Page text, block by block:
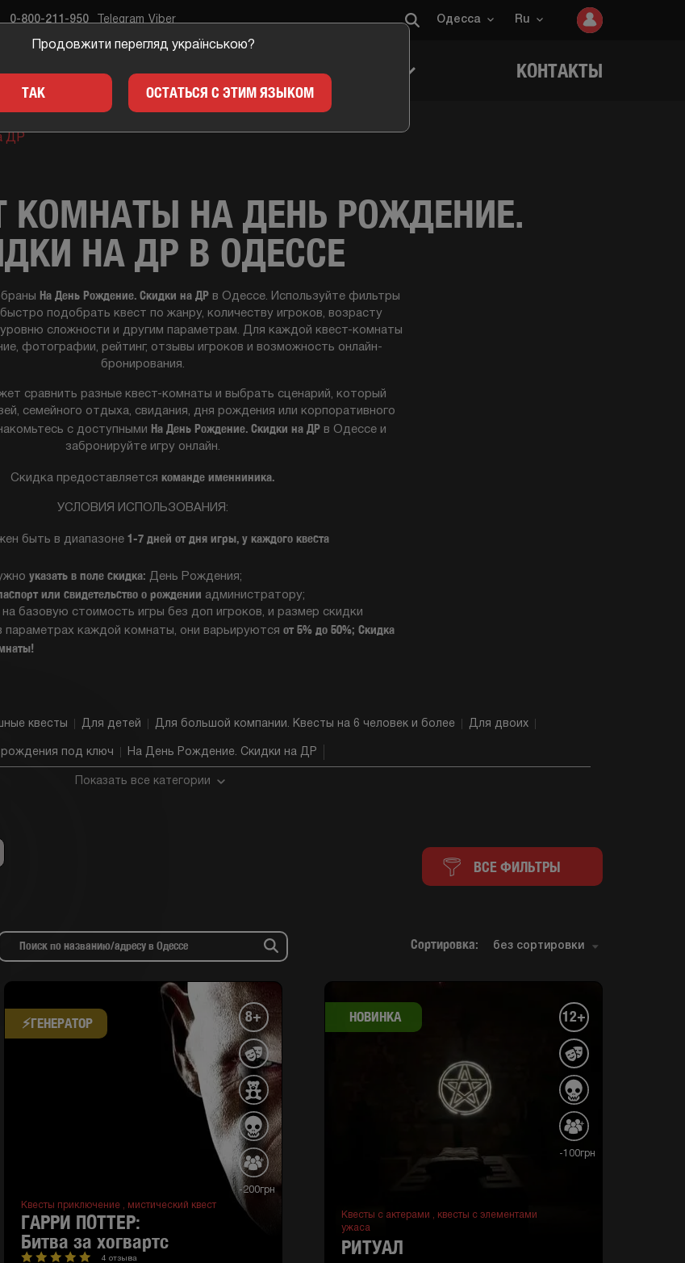
0-800-211-950 Telegram Viber Одесса Ru
ПОДАРКИ ДЛЯ ИГРОКОВ КОНТАКТЫ
ДР
КОМНАТЫ НА ДЕНЬ РОЖДЕНИЕ.
НА ДР В ОДЕССЕ
На День Рождение. Скидки на ДР в Одессе. Используйте фильтры
подобрать квест по жанру, количеству игроков, возрасту
уровню сложности и другим параметрам. Для каждой квест-комнаты
фотографии, рейтинг, отзывы игроков и возможность онлайн-
бронирования.
сравнить разные квест-комнаты и выбрать сценарий, который
семейного отдыха, свидания, дня рождения или корпоративного
с доступными На День Рождение. Скидки на ДР в Одессе и
забронируйте игру онлайн.
Cкидка предоставляется команде именниника.
УСЛОВИЯ ИСПОЛЬЗОВАНИЯ:
быть в диапазоне1-7 дней от дня игры, у каждого квеста
указать в поле скидка: День Рождения;
или свидетельство о рождении администратору;
базовую стоимость игры без доп игроков, и размер скидки
параметрах каждой комнаты, они варьируютсяот 5% до 50%; Скидка
квесты Для детей Для большой компании. Квесты на 6 человек и более Для двоих
под ключ На День Рождение. Скидки на ДР
Показать все категории
ВСЕ ФИЛЬТРЫ
Сортировка:
⚡​ГЕНЕРАТОР 8+
-200грн
Квесты приключение ,
мистический квест
ГАРРИ ПОТТЕР:
битва за хогвартс
4 отзыва
НОВИНКА 12+
-100грн
Квесты с актерами , квесты с элементами
ужаса
РИТУАЛ
Продовжити перегляд українською?
ТАК ОСТАТЬСЯ С ЭТИМ ЯЗЫКОМ